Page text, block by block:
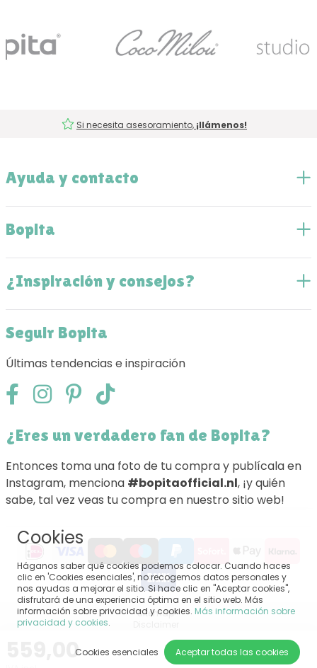
559,00
Si necesita asesoramiento, ¡llámenos!
Ayuda y contacto
Bopita
¿Inspiración y consejos?
Seguir Bopita
Últimas tendencias e inspiración
¿Eres un verdadero fan de Bopita?
Entonces toma una foto de tu compra y publícala en
Instagram, menciona #bopitaofficial.nl, ¡y quién
sabe, tal vez veas tu compra en nuestro sitio web!
Sitemap
Terminos y condiciones generales
Impressum
Cookies
Háganos saber qué cookies podemos colocar. Cuando haces
clic en 'Cookies esenciales', no recogemos datos personales y
nos ayudas a mejorar el sitio. Si hace clic en "Aceptar cookies",
disfrutará de una experiencia óptima en el sitio web. Más
información sobre privacidad y cookies. Más información sobre
privacidad y cookies.
Aceptar todas las cookies
Cookies esenciales